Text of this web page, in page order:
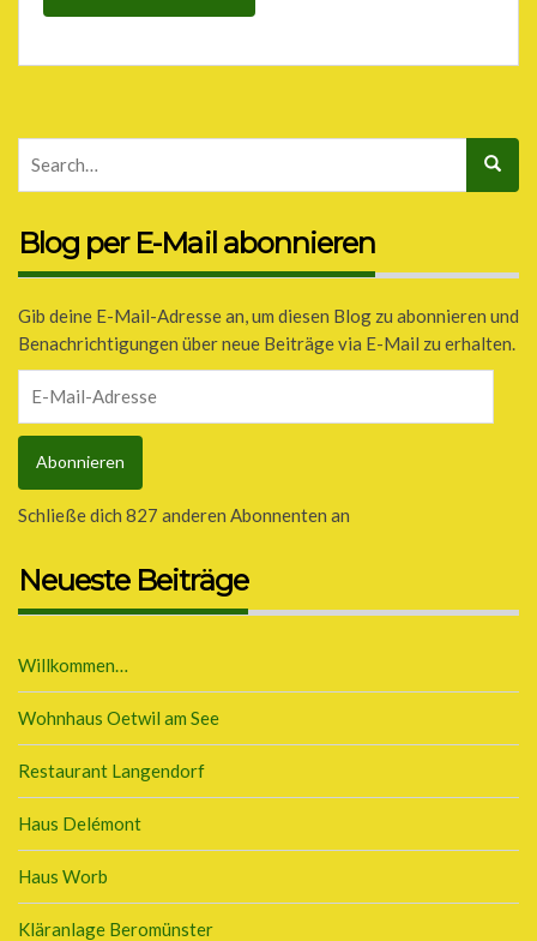
Blog per E-Mail abonnieren
Gib deine E-Mail-Adresse an, um diesen Blog zu abonnieren und
Benachrichtigungen über neue Beiträge via E-Mail zu erhalten.
Mail-
Adresse
Abonnieren
Schließe dich 827 anderen Abonnenten an
Neueste Beiträge
Willkommen…
Wohnhaus Oetwil am See
Restaurant Langendorf
Haus Delémont
Haus Worb
Kläranlage Beromünster